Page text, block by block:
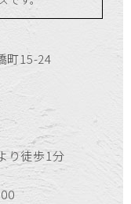
町15-24
り徒歩1分